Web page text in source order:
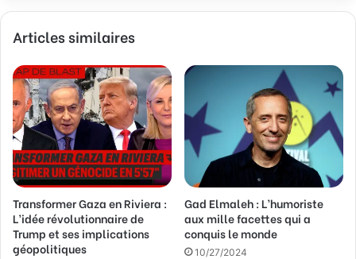
Articles similaires
Transformer Gaza en Riviera :
L’idée révolutionnaire de
Trump et ses implications
géopolitiques
Gad Elmaleh : L’humoriste
aux mille facettes qui a
conquis le monde
10/27/2024